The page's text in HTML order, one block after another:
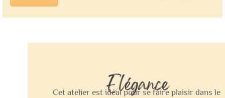
Cet atelier est idéal pour se faire plaisir dans le